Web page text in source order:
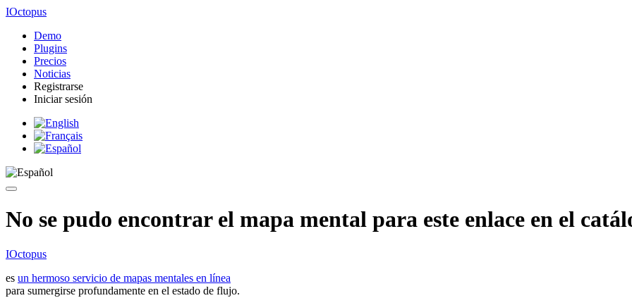
IOctopus
Demo
Plugins
Precios
Noticias
Registrarse
Iniciar sesión
No se pudo encontrar el mapa mental para este enlace en el
IOctopus
es un hermoso servicio de mapas mentales en línea
para sumergirse profundamente en el estado de flujo.